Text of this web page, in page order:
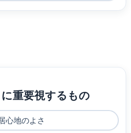
重要視するもの
心地のよさ